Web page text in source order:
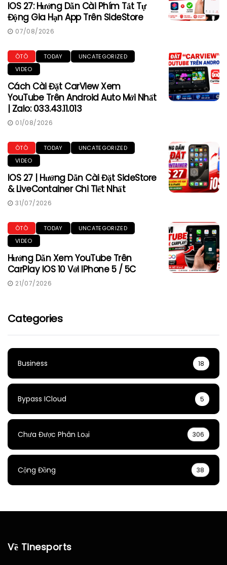
IOS 27: Hướng Dẫn Cài Phím Tắt Tự
Động Gia Hạn App Trên SideStore
07/08/2026
ÔTÔ TODAY
UNCATEGORIZED
VIDEO
Cách Cài Đặt CarView Xem
YouTube Trên Android Auto Mới Nhất
| Zalo: 033.43.11.013
01/08/2026
ÔTÔ TODAY
UNCATEGORIZED
VIDEO
IOS 27 | Hướng Dẫn Cài Đặt SideStore
& LiveContainer Chi Tiết Nhất
31/07/2026
ÔTÔ TODAY
UNCATEGORIZED
VIDEO
Hướng Dẫn Xem YouTube Trên
CarPlay IOS 10 Với IPhone 5 / 5C
21/07/2026
Categories
Business 18
Bypass ICloud 5
Chưa Được Phân Loại 306
Cộng Đồng 38
Về Tinesports